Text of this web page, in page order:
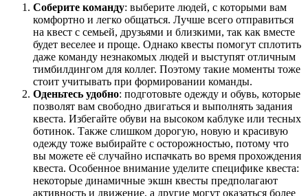
Соберите команду: выберите людей, с которыми вам
комфортно и легко общаться. Лучше всего отправиться
на квест с семьей, друзьями и близкими, так как вместе
будет веселее и проще. Однако квесты помогут сплотить
даже команду незнакомых людей и выступят отличным
тимбилдингом для коллег. Поэтому такие моменты тоже
стоит учитывать при формировании команды.
Оденьтесь удобно: подготовьте одежду и обувь, которые
позволят вам свободно двигаться и выполнять задания
квеста. Избегайте обуви на высоком каблуке или тесных
ботинок. Также слишком дорогую, новую и красивую
одежду тоже выбирайте с осторожностью, потому что
вы можете её случайно испачкать во время прохождения
квеста. Особенное внимание уделите специфике квеста:
некоторые динамичные экшн квесты предполагают
активность и движение, а другие могут оказаться более